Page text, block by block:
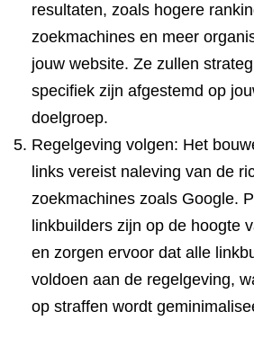
resultaten, zoals hogere
zoekmachines en meer
jouw website. Ze zullen
specifiek zijn afgestemd op
doelgroep.
Regelgeving volgen: Het
links vereist naleving van de
zoekmachines zoals Google.
linkbuilders zijn op de hoogte
en zorgen ervoor dat alle
voldoen aan de regelgeving,
op straffen wordt